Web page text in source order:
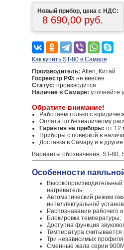
Новый прибор, цена с НДС:
8 690,00 руб.
Как купить ST-80 в Самаре
Производитель: Atten, Китай
Госреестр РФ: не внесен
Статус: производится
Наличие в Самаре: уточняйте
Обратите внимание!
Работаем только с
Оплата по безналичному
Гарантия на приборы: от 12
Приборы с поверкой в
Доставка в Самару и в
Варианты обозначения: ST-80,
Особенности
Высокопроизводительный
нагреватель;
Автоматический режим
интеллектуальной
Распознавание рабочего
Блокировка температуры;
Доступна функция
Температура считывается
Три независимых
Сменные жала серии